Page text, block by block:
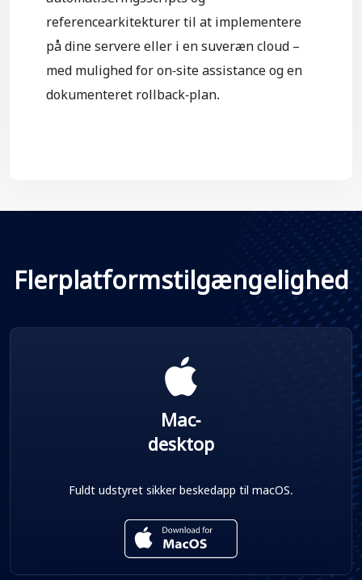
referencearkitekturer til at implementere
på dine servere eller i en suveræn cloud –
med mulighed for on-site assistance og en
dokumenteret rollback-plan.
Flerplatformstilgængelighed
Mac-
desktop
Fuldt udstyret sikker beskedapp til macOS.